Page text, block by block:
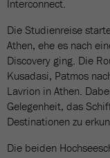
Interconnect.
Die Studienreise
Athen, ehe es nach
Discovery ging. Die
Kusadasi, Patmos
Lavrion in Athen.
Gelegenheit, das
Destinationen zu
Die beiden